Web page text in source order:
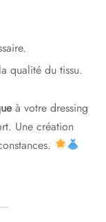
qualité du tissu.
à votre dressing
Une création